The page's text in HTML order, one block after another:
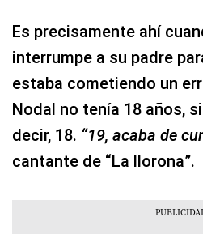
Es precisamente ahí
interrumpe a su padre
estaba cometiendo un
Nodal no tenía 18 años,
decir, 18. “19, acaba de
cantante de “La llorona”.